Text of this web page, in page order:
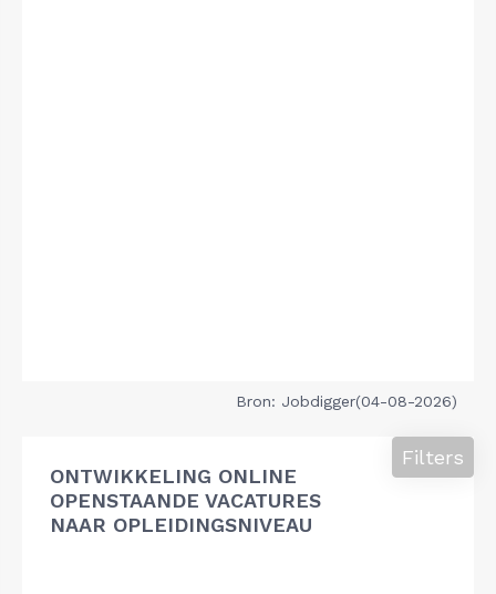
Bron: Jobdigger(04-08-2026)
ONTWIKKELING ONLINE
OPENSTAANDE VACATURES
NAAR OPLEIDINGSNIVEAU
Filters